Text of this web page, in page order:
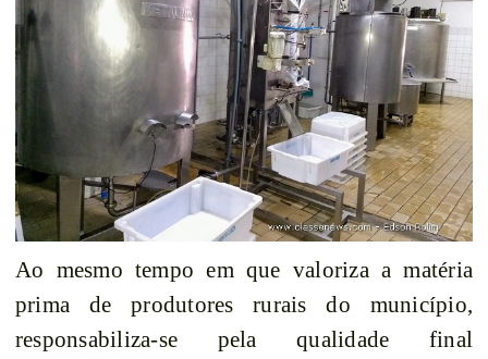
Ao mesmo tempo em que valoriza a matéria
prima de produtores rurais do município,
responsabiliza-se pela qualidade final